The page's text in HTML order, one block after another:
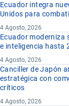
Ecuador integra
Unidos para
4 Agosto, 2026
Ecuador moderniza
e inteligencia hasta
4 Agosto, 2026
Canciller de Japón
estratégica con
críticos
4 Agosto, 2026